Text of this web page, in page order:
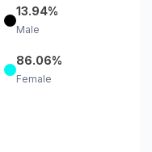
13.94%
Male
86.06%
Female